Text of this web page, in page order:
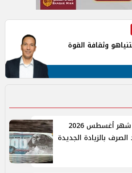
وثقافة القوة
موعد صرف مرتبات شهر أغسطس 2026
بالزيادة الجديدة